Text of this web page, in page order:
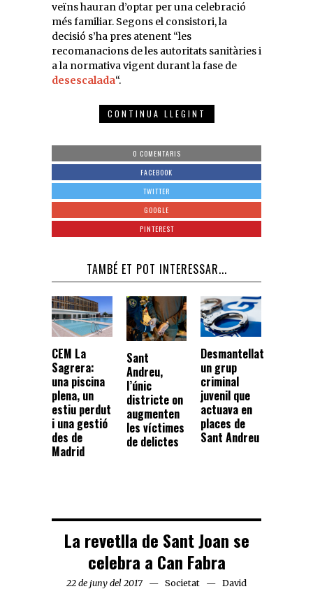
veïns hauran d’optar per una celebració
més familiar. Segons el consistori, la
decisió s’ha pres atenent “les
recomanacions de les autoritats sanitàries i
a la normativa vigent durant la fase de
desescalada“.
CONTINUA LLEGINT
0 COMENTARIS
FACEBOOK
TWITTER
GOOGLE
PINTEREST
TAMBÉ ET POT INTERESSAR...
CEM La
Sagrera:
una piscina
plena, un
estiu perdut
i una gestió
des de
Madrid
Sant
Andreu,
l’únic
districte on
augmenten
les víctimes
de delictes
Desmantellat
un grup
criminal
juvenil que
actuava en
places de
Sant Andreu
La revetlla de Sant Joan se
celebra a Can Fabra
22 de juny del 2017 Societat
David